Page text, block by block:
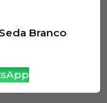
Branco